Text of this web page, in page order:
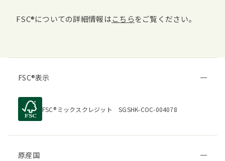
FSC についての詳細情報はこちらをご覧ください。
FSC 表示
FSC ミックスクレジット SGSHK-COC-004078
原産国